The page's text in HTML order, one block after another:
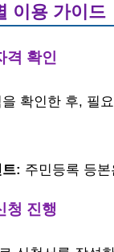
이용 가이드
격 확인
확인한 후, 필
: 주민등록 등
청 진행